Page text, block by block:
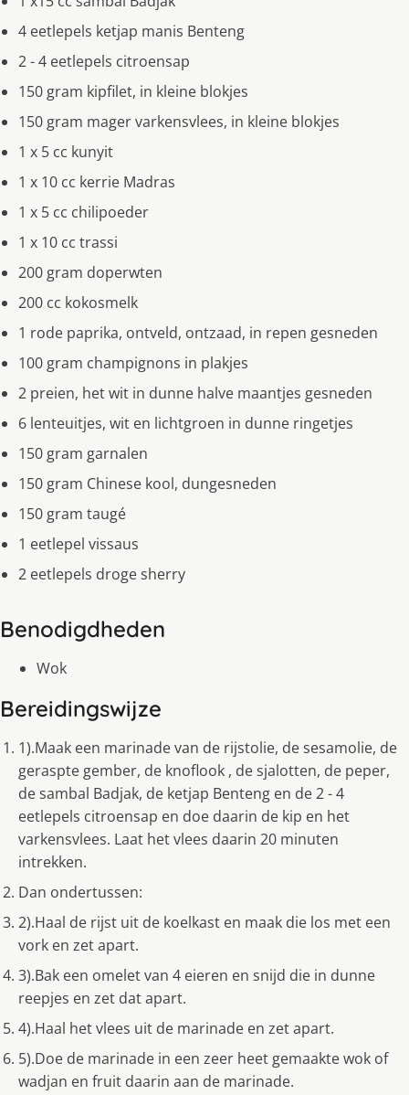
4 eetlepels ketjap manis Benteng
2 - 4 eetlepels citroensap
150 gram kipfilet, in kleine blokjes
150 gram mager varkensvlees, in kleine blokjes
1 x 5 cc kunyit
1 x 10 cc kerrie Madras
1 x 5 cc chilipoeder
1 x 10 cc trassi
200 gram doperwten
200 cc kokosmelk
1 rode paprika, ontveld, ontzaad, in repen gesneden
100 gram champignons in plakjes
2 preien, het wit in dunne halve maantjes gesneden
6 lenteuitjes, wit en lichtgroen in dunne ringetjes
150 gram garnalen
150 gram Chinese kool, dungesneden
150 gram taugé
1 eetlepel vissaus
2 eetlepels droge sherry
Benodigdheden
Wok
Bereidingswijze
1).Maak een marinade van de rijstolie, de sesamolie, de
geraspte gember, de knoflook , de sjalotten, de peper,
de sambal Badjak, de ketjap Benteng en de 2 - 4
eetlepels citroensap en doe daarin de kip en het
varkensvlees. Laat het vlees daarin 20 minuten
intrekken.
Dan ondertussen:
2).Haal de rijst uit de koelkast en maak die los met een
vork en zet apart.
3).Bak een omelet van 4 eieren en snijd die in dunne
reepjes en zet dat apart.
4).Haal het vlees uit de marinade en zet apart.
5).Doe de marinade in een zeer heet gemaakte wok of
wadjan en fruit daarin aan de marinade.